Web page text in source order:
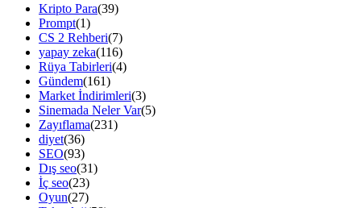
Kripto Para(39)
Prompt(1)
CS 2 Rehberi(7)
yapay zeka(116)
Rüya Tabirleri(4)
Gündem(161)
Market İndirimleri(3)
Sinemada Neler Var(5)
Zayıflama(231)
diyet(36)
SEO(93)
Dış seo(31)
İç seo(23)
Oyun(27)